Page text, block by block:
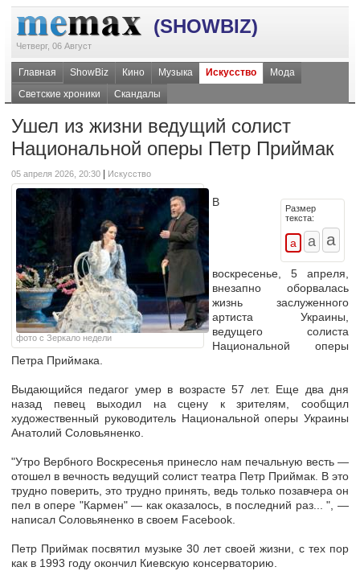
(SHOWBIZ)
Четверг, 06 Август
Главная ShowBiz Кино Музыка Искусство
Мода
Светские хроники
Скандалы
Ушел из жизни ведущий солист
Национальной оперы Петр Приймак
05 апреля 2026, 20:30 Искусство
фото с Зеркало недели
Размер
текста:
В
воскресенье, 5 апреля,
внезапно оборвалась
жизнь заслуженного
артиста Украины,
ведущего солиста
Национальной оперы
Петра Приймака.
Выдающийся педагог умер в возрасте 57 лет. Еще два дня
назад певец выходил на сцену к зрителям, сообщил
художественный руководитель Национальной оперы Украины
Анатолий Соловьяненко.
"Утро Вербного Воскресенья принесло нам печальную весть —
отошел в вечность ведущий солист театра Петр Приймак. В это
трудно поверить, это трудно принять, ведь только позавчера он
пел в опере "Кармен" — как оказалось, в последний раз... ", —
написал Соловьяненко в своем Facebook.
Петр Приймак посвятил музыке 30 лет своей жизни, с тех пор
как в 1993 году окончил Киевскую консерваторию.